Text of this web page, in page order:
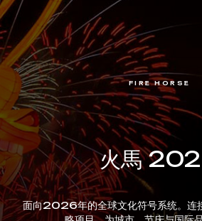
FIRE HORSE
火馬
面向2026年的全球文化符号系统。连